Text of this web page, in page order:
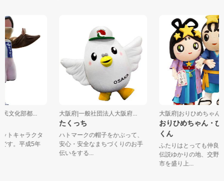
民文化部都...
ットキャラクタ
です。平成5年
大阪府|一般社団法人大阪府...
たくっち
ハトマークの帽子をかぶって、
安心・安全なまちづくりのお手
伝いをする...
大阪府|おりひめちゃ
おりひめちゃん・
くん
ふたりはとっても仲
伝説ゆかりの地、交
市を盛り上...